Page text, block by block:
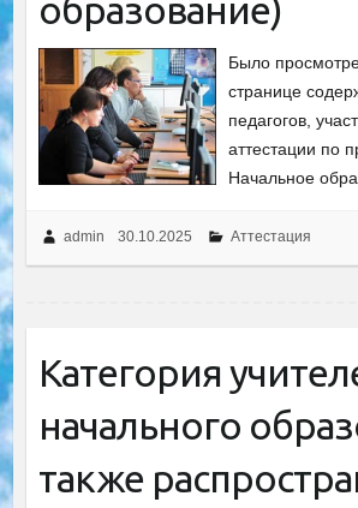
образование)
Было
странице
педагогов,
аттестации по
Начальное
admin 30.10.2025 Аттестация
Категория
начального
также